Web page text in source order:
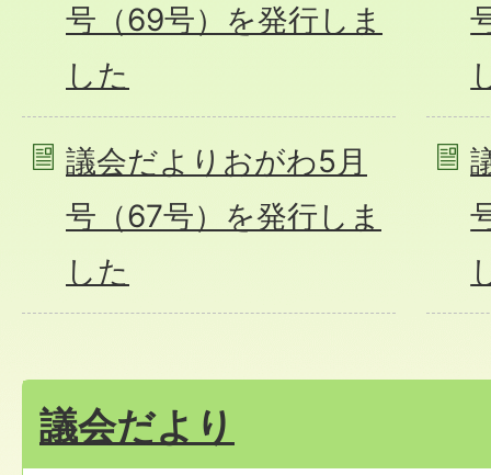
号（69号）を発行しま
した
議会だよりおがわ5月
号（67号）を発行しま
した
議会だより